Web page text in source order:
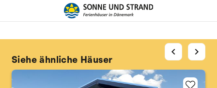
Siehe ähnliche Häuser
chevron_left chevron_right